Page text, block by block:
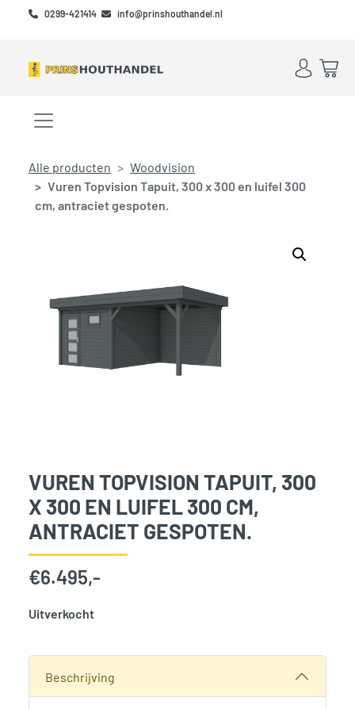
Skip to main content
Skip to footer
0299-421414 info@prinshouthandel.nl
Account
Menu openen/sluiten
Alle producten
Woodvision
Vuren Topvision Tapuit, 300 x 300 en luifel 300
cm, antraciet gespoten.
VUREN TOPVISION TAPUIT, 300
X 300 EN LUIFEL 300 CM,
ANTRACIET GESPOTEN.
€6.495,-
Uitverkocht
Beschrijving